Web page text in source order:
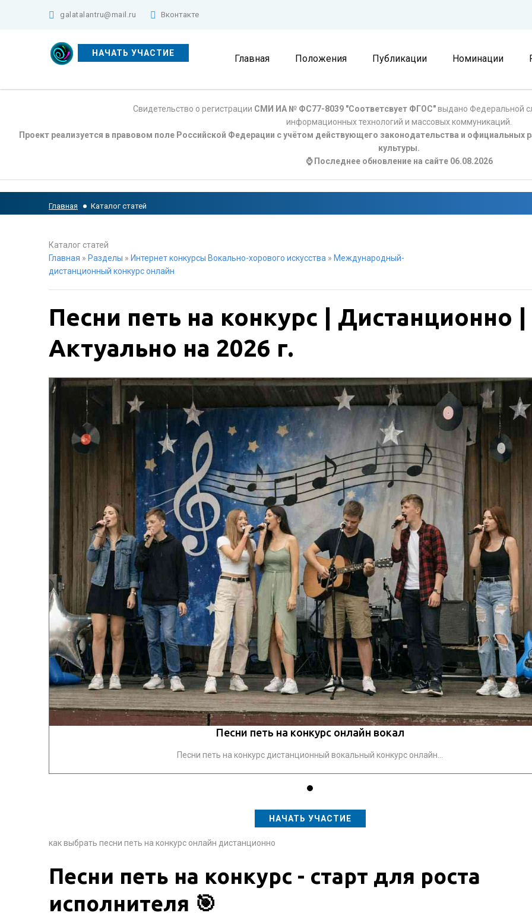
galatalantru@mail.ru Вконтакте
НАЧАТЬ УЧАСТИЕ
Главная Положения Публикации Номинации
Свидетельство о регистрации СМИ ИА № ФС77-8039 "Соответсвует ФГОС"выдано Федеральной
информационных технологий и массовых коммуникаций.
Проект реализуется в правовом поле Российской Федерации с учётом действующего законодательства и официальных
культуры.
⌚ Последнее обновление на сайте 06.08.2026
Главная Каталог статей
Каталог статей
Главная » Разделы » Интернет конкурсы Вокально-хорового искусства » Международный-
дистанционный конкурс онлайн
Песни петь на конкурс | Дистанционно |
Актуально на 2026 г.
Песни петь на конкурс онлайн вокал
Песни петь на конкурс дистанционный вокальный конкурс онлайн...
НАЧАТЬ УЧАСТИЕ
как выбрать песни петь на конкурс онлайн дистанционно
Песни петь на конкурс - старт для роста
исполнителя 🎯